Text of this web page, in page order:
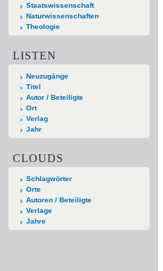
Staatswissenschaft
Naturwissenschaften
Theologie
LISTEN
Neuzugänge
Titel
Autor / Beteiligte
Ort
Verlag
Jahr
CLOUDS
Schlagwörter
Orte
Autoren / Beteiligte
Verlage
Jahre